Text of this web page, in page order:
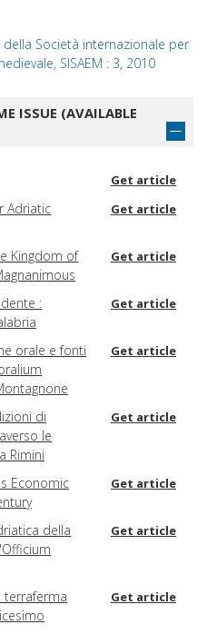
Società internazionale per
SISAEM : 3, 2010
ISSUE (AVAILABLE
Get article
Adriatic
Get article
Kingdom of
Get article
:
Get article
orale e fonti
Get article
di
le
Rimini
Get article
Economic
Get article
della
Get article
terraferma
Get article